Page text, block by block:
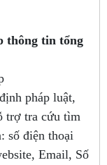
thông tin tổng
pháp luật,
trợ tra cứu tìm
số điện thoại
Email, Số